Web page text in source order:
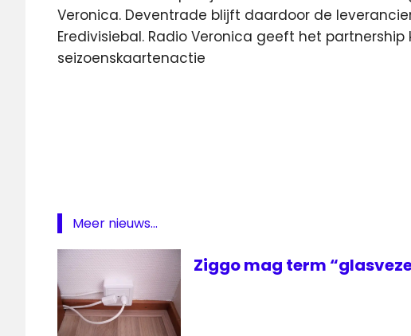
Veronica. Deventrade blijft daardoor de
Eredivisiebal. Radio Veronica geeft het
seizoenskaartenactie
Meer nieuws...
Ziggo mag term